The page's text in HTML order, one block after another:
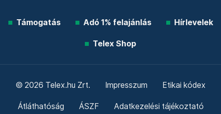
Támogatás Adó 1% felajánlás Hírlevelek
Telex Shop
© 2026 Telex.hu Zrt. Impresszum Etikai kódex
Átláthatóság ÁSZF Adatkezelési tájékoztató